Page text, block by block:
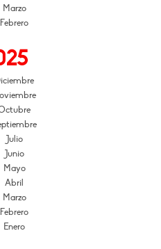
Marzo
Febrero
Julio
Junio
Mayo
Abril
Marzo
Febrero
Enero